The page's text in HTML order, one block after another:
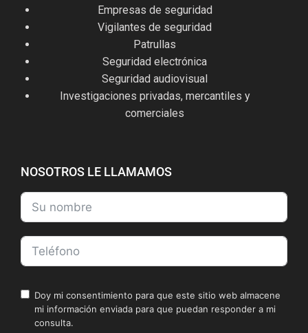
Empresas de seguridad
Vigilantes de seguridad
Patrullas
Seguridad electrónica
Seguridad audiovisual
Investigaciones privadas, mercantiles y
comerciales
NOSOTROS LE LLAMAMOS
Doy mi consentimiento para que este sitio web almacene
mi información enviada para que puedan responder a mi
consulta.